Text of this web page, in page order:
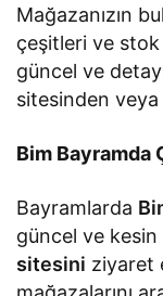
Mağazanızın
çeşitleri ve stok
güncel ve
sitesinden
Bim Bayramda
Bayramlarda
güncel ve kesin
sitesini ziyaret